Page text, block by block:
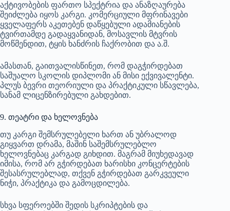
აქტივობების ფართო სპექტრია და ანაზღაურება
შეიძლება იყოს კარგი. კომერციული მფრინავები
ყველაფერს აკეთებენ დაწყებული ადამიანების
ტვირთამდე გადაყვანიდან, მოსავლის მტვრის
მოწმენდით, ტყის ხანძრის ჩაქრობით და ა.შ.
ამასთან, გაითვალისწინეთ, რომ დაგჭირდებათ
საშუალო სკოლის დიპლომი ან მისი ექვივალენტი.
პლუს ბევრი თეორიული და პრაქტიკული სწავლება,
სანამ ლიცენზირებული გახდებით.
9. თეატრი და ხელოვნება
თუ კარგი შემსრულებელი ხართ ან უბრალოდ
გიყვართ დრამა, მაშინ საშემსრულებლო
ხელოვნებაც კარგად გიხდით. მაგრამ მიუხედავად
იმისა, რომ არ გჭირდებათ ხარისხი კონცერტების
შესასრულებლად, თქვენ გჭირდებათ გარკვეული
ნიჭი, პრაქტიკა და გამოცდილება.
სხვა სფეროებში შედის სკრიპტების და